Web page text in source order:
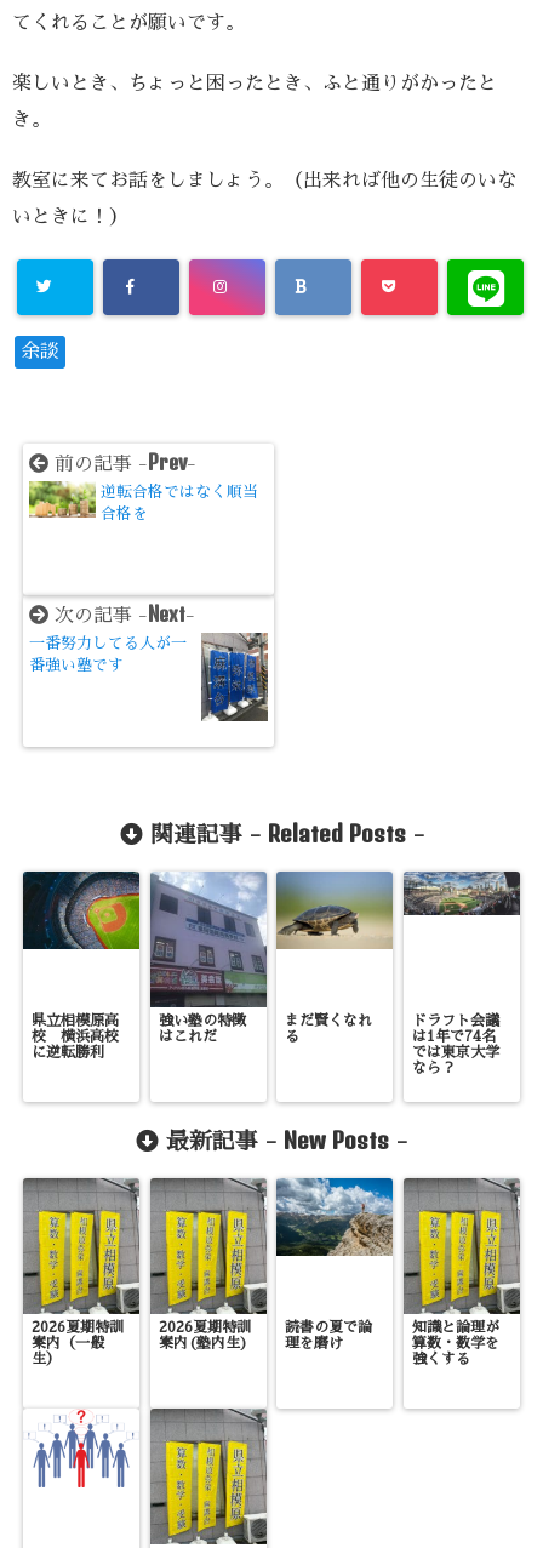
てくれることが願いです。
楽しいとき、ちょっと困ったとき、ふと通りがかったと
き。
教室に来てお話をしましょう。（出来れば他の生徒のいな
いときに！）
余談
前の記事 -Prev-
逆転合格ではなく順当
合格を
次の記事 -Next-
一番努力してる人が一
番強い塾です
関連記事 - Related Posts-
県立相模原高
校 横浜高校
に逆転勝利
強い塾の特徴
はこれだ
まだ賢くなれ
る
ドラフト会議
は1年で74名
では東京大学
なら？
最新記事 - New Posts -
2026夏期特訓
案内（一般
生）
2026夏期特訓
案内(塾内生)
読書の夏で論
理を磨け
知識と論理が
算数・数学を
強くする